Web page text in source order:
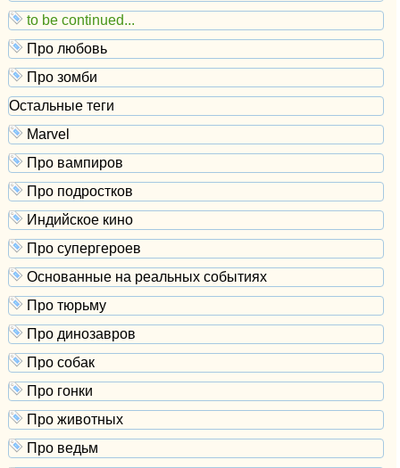
to be continued...
Про любовь
Про зомби
Остальные теги
Marvel
Про вампиров
Про подростков
Индийское кино
Про супергероев
Основанные на реальных событиях
Про тюрьму
Про динозавров
Про собак
Про гонки
Про животных
Про ведьм